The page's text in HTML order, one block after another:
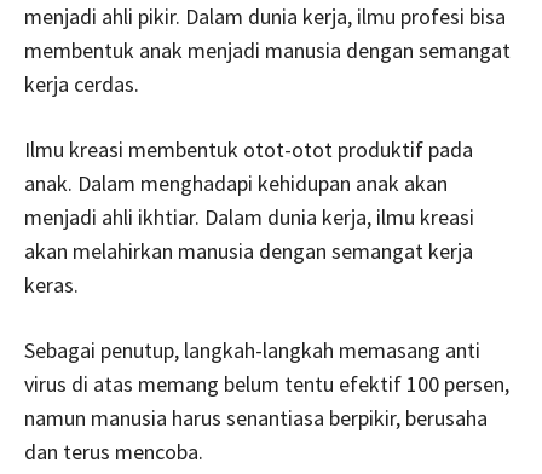
menjadi ahli pikir. Dalam dunia kerja, ilmu profesi bisa
membentuk anak menjadi manusia dengan semangat
kerja cerdas.
Ilmu kreasi membentuk otot-otot produktif pada
anak. Dalam menghadapi kehidupan anak akan
menjadi ahli ikhtiar. Dalam dunia kerja, ilmu kreasi
akan melahirkan manusia dengan semangat kerja
keras.
Sebagai penutup, langkah-langkah memasang anti
virus di atas memang belum tentu efektif 100 persen,
namun manusia harus senantiasa berpikir, berusaha
dan terus mencoba.